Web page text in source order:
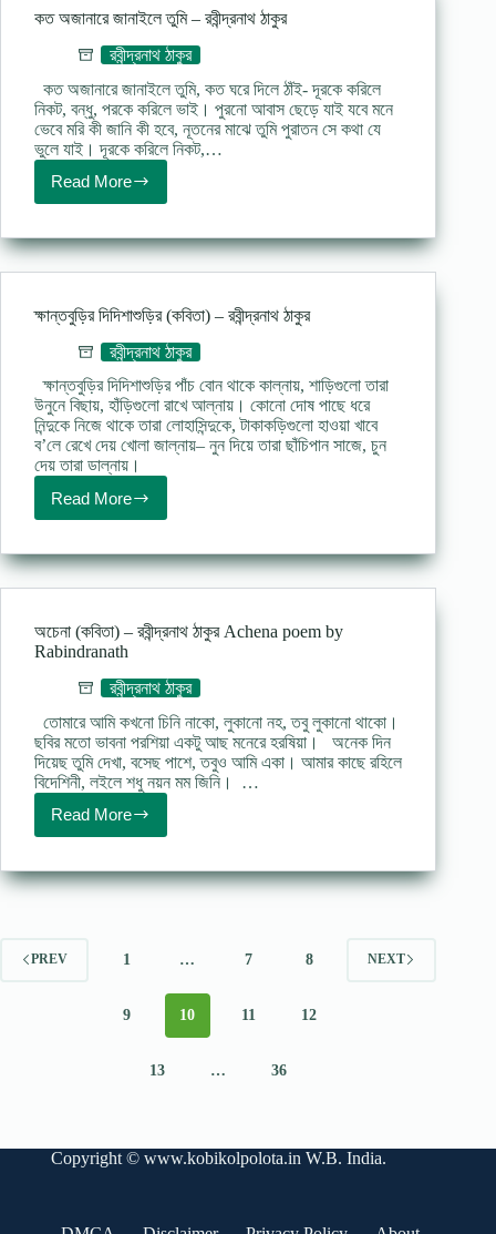
Prothom
chumbon
poem
কত অজানারে জানাইলে তুমি – রবীন্দ্রনাথ ঠাকুর
রবীন্দ্রনাথ ঠাকুর
কত অজানারে জানাইলে তুমি, কত ঘরে দিলে ঠাঁই- দূরকে করিলে
নিকট, বন্ধু, পরকে করিলে ভাই। পুরনো আবাস ছেড়ে যাই যবে মনে
ভেবে মরি কী জানি কী হবে, নূতনের মাঝে তুমি পুরাতন সে কথা যে
ভুলে যাই। দূরকে করিলে নিকট,…
Read More
কত
অজানারে
তুমি
–
ঠাকুর
ক্ষান্তবুড়ির দিদিশাশুড়ির (কবিতা) – রবীন্দ্রনাথ ঠাকুর
রবীন্দ্রনাথ ঠাকুর
ক্ষান্তবুড়ির দিদিশাশুড়ির পাঁচ বোন থাকে কাল্‌নায়, শাড়িগুলো তারা
উনুনে বিছায়, হাঁড়িগুলো রাখে আল্‌নায়। কোনো দোষ পাছে ধরে
নিন্দুকে নিজে থাকে তারা লোহাসিন্দুকে, টাকাকড়িগুলো হাওয়া খাবে
ব’লে রেখে দেয় খোলা জাল্‌নায়– নুন দিয়ে তারা ছাঁচিপান সাজে, চুন
দেয় তারা ডাল্‌নায়।
Read More
ক্ষান্তবুড়ির
দিদিশাশুড়ির
–
রবীন্দ্রনাথ
অচেনা (কবিতা) – রবীন্দ্রনাথ ঠাকুর Achena poem by
Rabindranath
রবীন্দ্রনাথ ঠাকুর
তোমারে আমি কখনো চিনি নাকো, লুকানো নহ, তবু লুকানো থাকো।
ছবির মতো ভাবনা পরশিয়া একটু আছ মনেরে হরষিয়া। অনেক দিন
দিয়েছ তুমি দেখা, বসেছ পাশে, তবুও আমি একা। আমার কাছে রহিলে
বিদেশিনী, লইলে শধু নয়ন মম জিনি। …
Read More
অচেনা
(কবিতা)
রবীন্দ্রনাথ
PREV 1 … 7 8
9 10 11 12
13 … 36
NEXT
Copyright © www.kobikolpolota.in W.B. India.